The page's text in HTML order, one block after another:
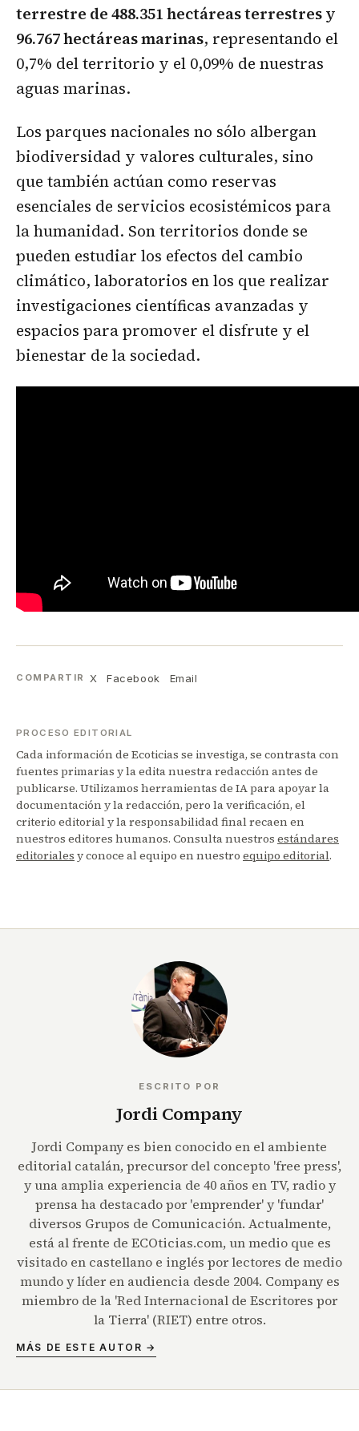
terrestre de 488.351 hectáreas terrestres y
96.767 hectáreas marinas, representando el
0,7% del territorio y el 0,09% de nuestras
aguas marinas.
Los parques nacionales no sólo albergan
biodiversidad y valores culturales, sino
que también actúan como reservas
esenciales de servicios ecosistémicos para
la humanidad. Son territorios donde se
pueden estudiar los efectos del cambio
climático, laboratorios en los que realizar
investigaciones científicas avanzadas y
espacios para promover el disfrute y el
bienestar de la sociedad.
COMPARTIR X Facebook Email
PROCESO EDITORIAL
Cada información de Ecoticias se investiga, se contrasta con
fuentes primarias y la edita nuestra redacción antes de
publicarse. Utilizamos herramientas de IA para apoyar la
documentación y la redacción, pero la verificación, el
criterio editorial y la responsabilidad final recaen en
nuestros editores humanos. Consulta nuestros estándares
editoriales y conoce al equipo en nuestro equipo editorial.
ESCRITO POR
Jordi Company
Jordi Company es bien conocido en el ambiente
editorial catalán, precursor del concepto 'free press',
y una amplia experiencia de 40 años en TV, radio y
prensa ha destacado por 'emprender' y 'fundar'
diversos Grupos de Comunicación. Actualmente,
está al frente de ECOticias.com, un medio que es
visitado en castellano e inglés por lectores de medio
mundo y líder en audiencia desde 2004. Company es
miembro de la 'Red Internacional de Escritores por
la Tierra' (RIET) entre otros.
MÁS DE ESTE AUTOR →